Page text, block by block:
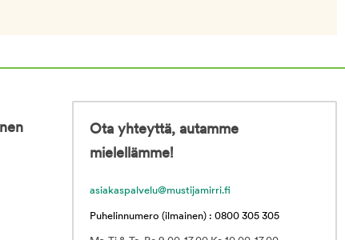
Ota yhteyttä, autamme
mielellämme!
asiakaspalvelu@mustijamirri.fi
Puhelinnumero (ilmainen) : 0800 305 305